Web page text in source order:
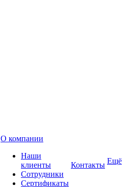
О компании
Наши
клиенты
Сотрудники
Сертификаты
Контакты Ещё